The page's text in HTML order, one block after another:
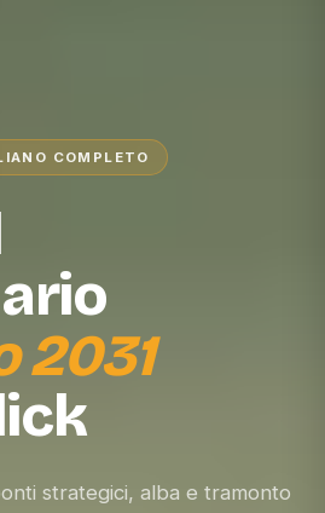
COMPLETO
2031
strategici, alba e tramonto